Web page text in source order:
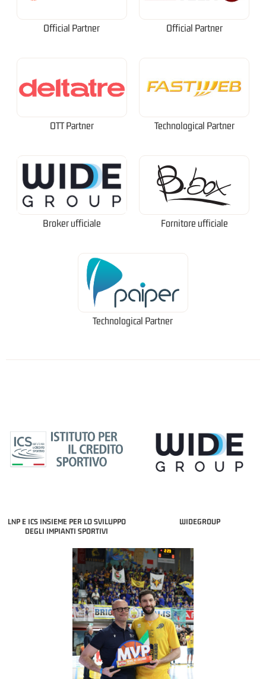
Official Partner Official Partner
OTT Partner Technological Partner
Broker ufficiale Fornitore ufficiale
Technological Partner
LNP E ICS INSIEME PER LO SVILUPPO
DEGLI IMPIANTI SPORTIVI
WIDEGROUP